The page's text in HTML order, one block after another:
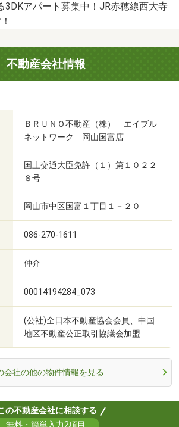
3DKアパート募集中！JR赤穂線西大寺
不動産会社情報
ＢＲＵＮＯ不動産（株） エイブル
ネットワーク 岡山国富店
国土交通大臣免許（１）第１０２２
８号
岡山市中区国富１丁目１－２０
086-270-1611
仲介
00014194284_073
(公社)全日本不動産協会会員、中国
地区不動産公正取引協議会加盟
会社の他の物件情報を見る
の不動産会社に相談する
無料・簡単入力2項目